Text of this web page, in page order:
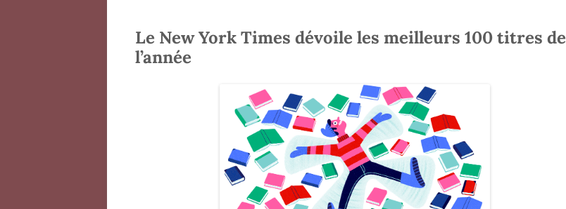
Le New York Times dévoile les meilleurs 100 titres de
l’année